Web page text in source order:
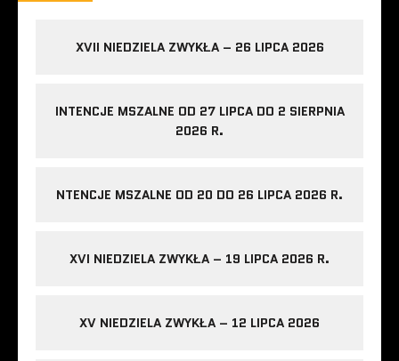
XVII NIEDZIELA ZWYKŁA – 26 LIPCA 2026
INTENCJE MSZALNE OD 27 LIPCA DO 2 SIERPNIA
2026 R.
NTENCJE MSZALNE OD 20 DO 26 LIPCA 2026 R.
XVI NIEDZIELA ZWYKŁA – 19 LIPCA 2026 R.
XV NIEDZIELA ZWYKŁA – 12 LIPCA 2026